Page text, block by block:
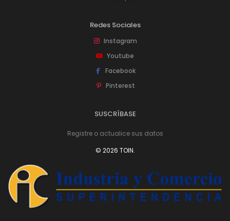
Redes Sociales
Instagram
Youtube
Facebook
Pinterest
SUSCRÍBASE
Registre o actualice sus datos
© 2026 TOIN.